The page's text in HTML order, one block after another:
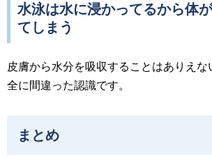
水泳は水に浸かってるから体
てしまう
皮膚から水分を吸収することはありえ
全に間違った認識です。
まとめ